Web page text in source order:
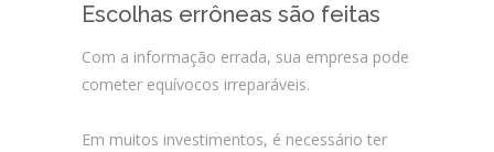
Escolhas errôneas são feitas
Com a informação errada, sua empresa pode
cometer equívocos irreparáveis.
Em muitos investimentos, é necessário ter